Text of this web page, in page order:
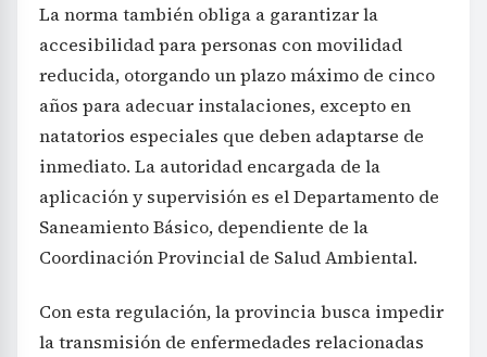
La norma también obliga a garantizar la
accesibilidad para personas con movilidad
reducida, otorgando un plazo máximo de cinco
años para adecuar instalaciones, excepto en
natatorios especiales que deben adaptarse de
inmediato. La autoridad encargada de la
aplicación y supervisión es el Departamento de
Saneamiento Básico, dependiente de la
Coordinación Provincial de Salud Ambiental.
Con esta regulación, la provincia busca impedir
la transmisión de enfermedades relacionadas